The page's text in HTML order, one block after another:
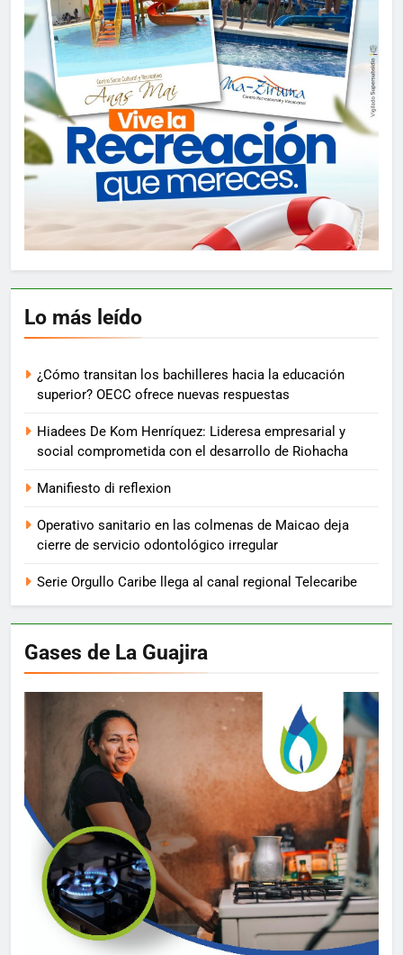
Lo más leído
¿Cómo transitan los bachilleres hacia la educación
superior? OECC ofrece nuevas respuestas
Hiadees De Kom Henríquez: Lideresa empresarial y
social comprometida con el desarrollo de Riohacha
Manifiesto di reflexion
Operativo sanitario en las colmenas de Maicao deja
cierre de servicio odontológico irregular
Serie Orgullo Caribe llega al canal regional Telecaribe
Gases de La Guajira